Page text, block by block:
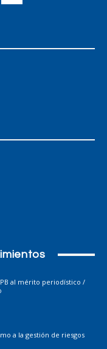
al mérito periodístico /
a la gestión de riesgos